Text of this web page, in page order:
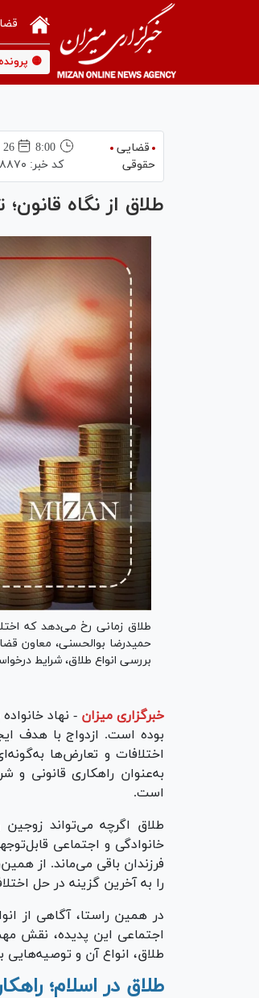
🟡
قضایی
حقوقی
8:00
26 ارديبهشت 1405
کد خبر:
طلاق از نگاه
طلاق زمانی رخ می‌دهد که
حمیدرضا بوالحسنی، معاون
بررسی انواع طلاق، شرایط
خبرگزاری میزان - نهاد
بوده است. ازدواج با هدف
اختلافات و تعارض‌ها
به‌عنوان راهکاری قانونی
است.
طلاق اگرچه می‌تواند
خانوادگی و اجتماعی
فرزندان باقی می‌ماند. از
را به آخرین گزینه در حل
در همین راستا، آگاهی از
اجتماعی این پدیده، نقش
طلاق، انواع آن و
طلاق در اسلام؛